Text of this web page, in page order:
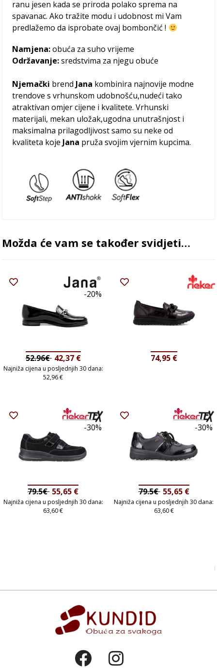
ranu jesen kada se priroda polako sprema na
spavanac. Ako tražite modu i udobnost mi Vam
predlažemo da isprobate ovaj bombončić !
Namjena:obuća za suho vrijeme
Održavanje:sredstvima za njegu obuće
Njemački brend Jana kombinira najnovije modne
trendove s vrhunskom udobnošću,nudeći tako
atraktivan omjer cijene i kvalitete. Vrhunski
materijali, mekan uložak,ugodna unutrašnjost i
maksimalna prilagodljivost samo su neke od
kvaliteta koje Jana pruža svojim vjernim kupcima.
Možda će vam se također svidjeti…
-20%
52.96€ 42,37 €
Najniža cijena u posljednjih 30 dana:
52,96€
74,95 €
-30%
79.5€ 55,65 €
Najniža cijena u posljednjih 30 dana:
63,60€
-30%
79.5€ 55,65 €
Najniža cijena u posljednjih 30 dana:
63,60€